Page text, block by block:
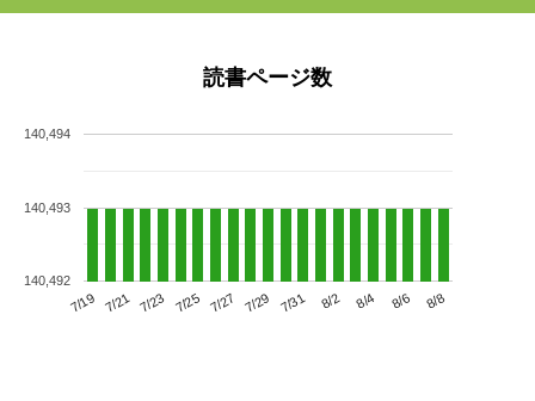
読書ページ数
7/19 7/21 7/23 7/25 7/27 7/29 7/31 8/2 8/4 8/6 8/8
140,492
140,493
140,494